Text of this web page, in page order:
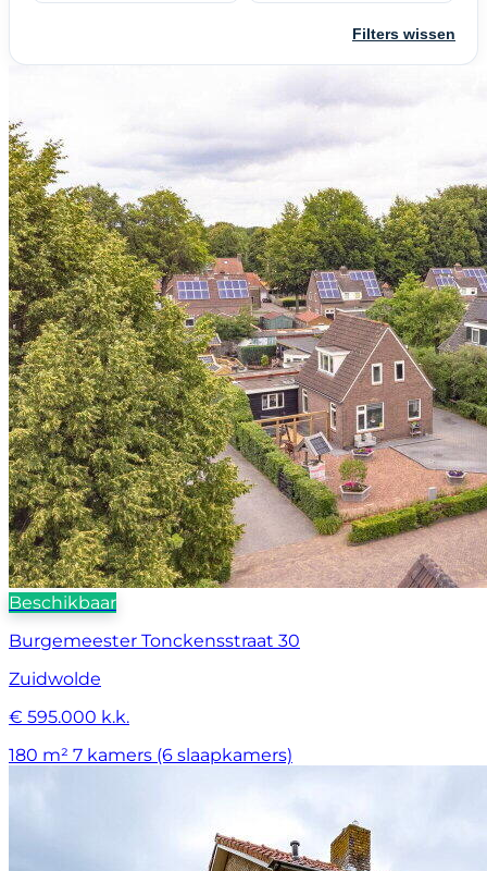
Filters wissen
Beschikbaar
Burgemeester Tonckensstraat 30
Zuidwolde
€ 595.000 k.k.
180 m² 7 kamers (6 slaapkamers)